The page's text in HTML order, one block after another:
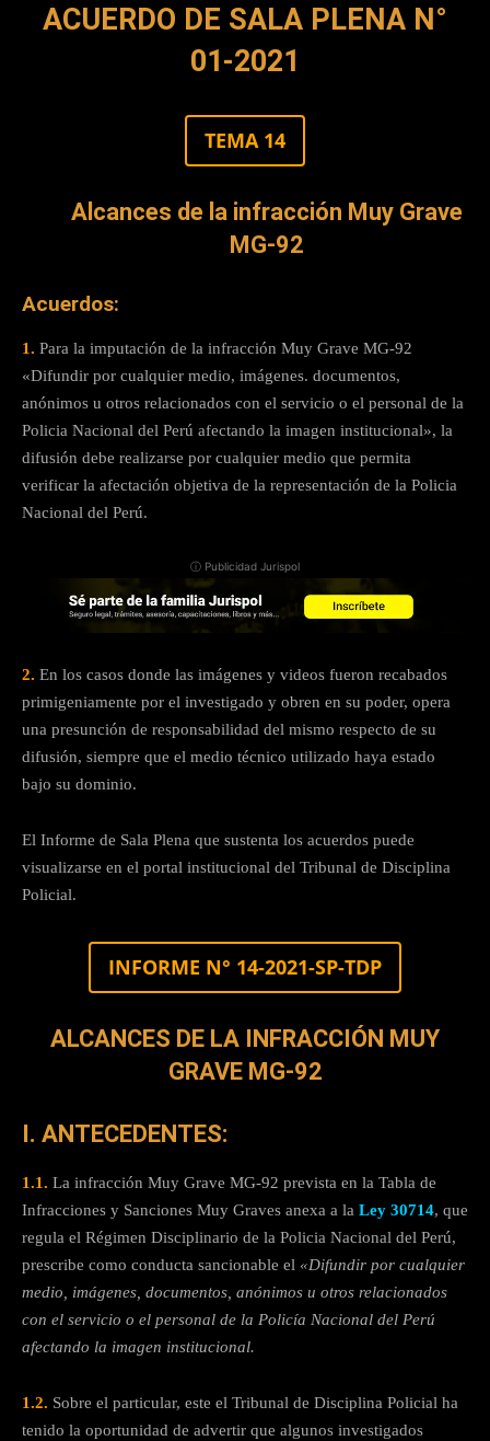
ACUERDO DE SALA PLENA N°
01-2021
TEMA 14
Alcances de la infracción Muy Grave
MG-92
Acuerdos:
1. Para la imputación de la infracción Muy Grave MG-92
«Difundir por cualquier medio, imágenes. documentos,
anónimos u otros relacionados con el servicio o el personal de la
Policia Nacional del Perú afectando la imagen institucional», la
difusión debe realizarse por cualquier medio que permita
verificar la afectación objetiva de la representación de la Policia
Nacional del Perú.
ⓘ Publicidad Jurispol
2. En los casos donde las imágenes y videos fueron recabados
primigeniamente por el investigado y obren en su poder, opera
una presunción de responsabilidad del mismo respecto de su
difusión, siempre que el medio técnico utilizado haya estado
bajo su dominio.
El Informe de Sala Plena que sustenta los acuerdos puede
visualizarse en el portal institucional del Tribunal de Disciplina
Policial.
INFORME N° 14-2021-SP-TDP
ALCANCES DE LA INFRACCIÓN MUY
GRAVE MG-92
I. ANTECEDENTES:
1.1. La infracción Muy Grave MG-92 prevista en la Tabla de
Infracciones y Sanciones Muy Graves anexa a la Ley 30714, que
regula el Régimen Disciplinario de la Policia Nacional del Perú,
prescribe como conducta sancionable el «Difundir por cualquier
medio, imágenes, documentos, anónimos u otros relacionados
con el servicio o el personal de la Policía Nacional del Perú
afectando la imagen institucional.
1.2. Sobre el particular, este el Tribunal de Disciplina Policial ha
tenido la oportunidad de advertir que algunos investigados